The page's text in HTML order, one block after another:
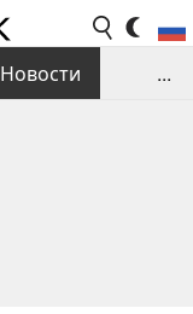
Новости
...